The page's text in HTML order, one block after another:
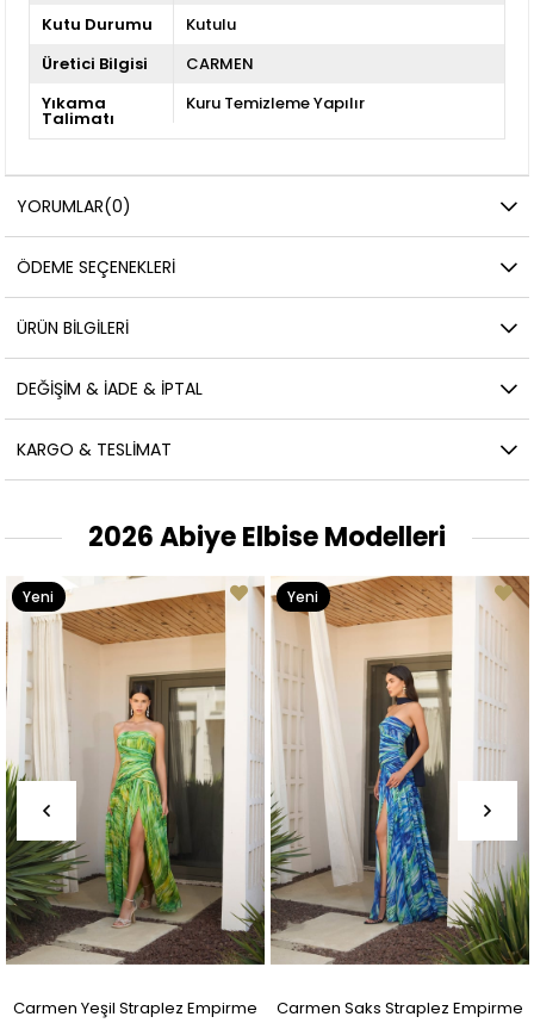
Kutu Durumu
Kutulu
Üretici Bilgisi
CARMEN
Yıkama
Talimatı
Kuru Temizleme Yapılır
YORUMLAR(0)
ÖDEME SEÇENEKLERI
ÜRÜN BILGILERI
DEĞIŞIM & İADE & İPTAL
KARGO & TESLIMAT
2026 Abiye Elbise Modelleri
Carmen Yeşil Straplez Empirme
Yeni
Ürün
Carmen Saks Straplez Empirme
Yeni
Ürün